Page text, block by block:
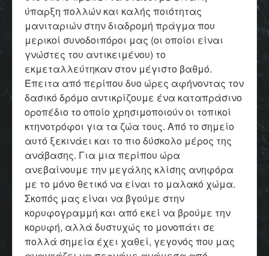
ύπαρξη πολλών και καλής ποιότητας
μανιταριών στην διαδρομή πράγμα που
μερικοί συνοδοιπόροι μας (οι οποίοι είναι
γνώστες του αντικειμένου) το
εκμεταλλεύτηκαν στον μέγιστο βαθμό.
Έπειτα από περίπου δυο ώρες αφήνοντας τον
δασικό δρόμο αντικρίζουμε ένα καταπράσινο
οροπέδιο το οποίο χρησιμοποιούν οι τοπικοί
κτηνοτρόφοι για τα ζώα τους. Από το σημείο
αυτό ξεκινάει και το πιο δύσκολο μέρος της
ανάβασης. Για μια περίπου ώρα
ανεβαίνουμε την μεγάλης κλίσης ανηφόρα
με το μόνο θετικό να είναι το μαλακό χώμα.
Σκοπός μας είναι να βγούμε στην
κορυφογραμμή και από εκεί να βρούμε την
κορυφή, αλλά δυστυχώς το μονοπάτι σε
πολλά σημεία έχει χαθεί, γεγονός που μας